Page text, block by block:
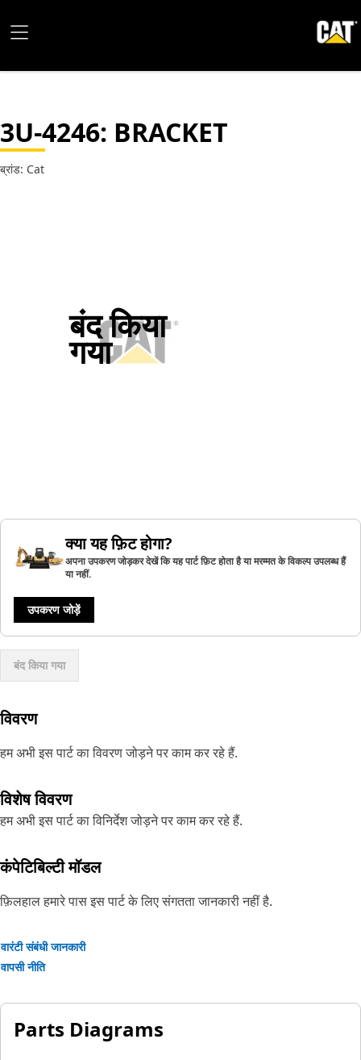
3U-4246: BRACKET
ब्रांड: Cat
बंद किया
गया
क्या यह फ़िट होगा?
अपना उपकरण जोड़कर देखें कि यह पार्ट फ़िट होता है या मरम्मत के विकल्प उपलब्ध हैं
या नहीं.
उपकरण जोड़ें
बंद किया गया
विवरण
हम अभी इस पार्ट का विवरण जोड़ने पर काम कर रहे हैं.
विशेष विवरण
हम अभी इस पार्ट का विनिर्देश जोड़ने पर काम कर रहे हैं.
कंपेटिबिल्टी मॉडल
फ़िलहाल हमारे पास इस पार्ट के लिए संगतता जानकारी नहीं है.
वारंटी संबंधी जानकारी
वापसी नीति
Parts Diagrams